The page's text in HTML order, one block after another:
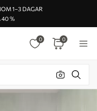
1–3 DAGAR
40 %
0 0